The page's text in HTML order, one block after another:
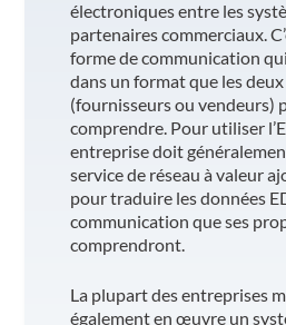
électroniques entre les
partenaires commerciaux.
forme de communication
dans un format que les
(fournisseurs ou vendeurs)
comprendre. Pour utiliser
entreprise doit
service de réseau à valeur
pour traduire les données
communication que ses
comprendront.
La plupart des entreprises
également en œuvre un